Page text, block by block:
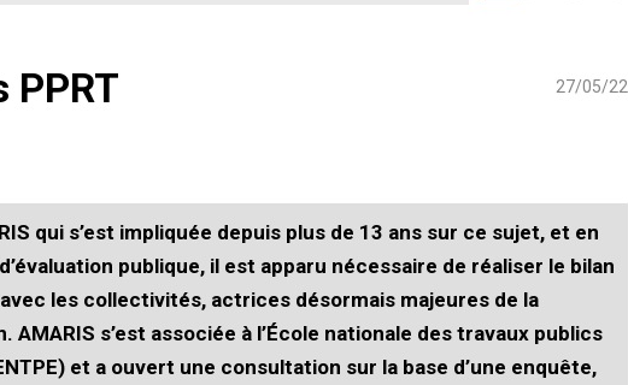
PPRT 27/05/22
qui s’est impliquée depuis plus de 13 ans sur ce sujet, et en
publique, il est apparu nécessaire de réaliser le bilan
avec les collectivités, actrices désormais majeures de la
AMARIS s’est associée à l’École nationale des travaux publics
et a ouvert une consultation sur la base d’une enquête,